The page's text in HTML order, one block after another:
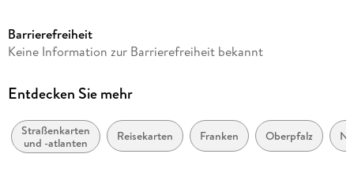
freytag & berndt Straßenkarte
Herausgegeben von
KOMPASS Freytag & Berndt
Produktart
Barrierefreiheit
Keine Information zur Barrierefreiheit bekannt
Entdecken Sie mehr
Straßenkarten
und -atlanten
Reisekarten Franken Oberpfalz